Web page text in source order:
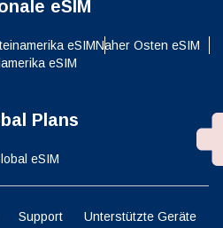
eSIM
eSIMNaher Osten eSIM
eSIM
Plans
eSIM
Support Unterstützte Geräte